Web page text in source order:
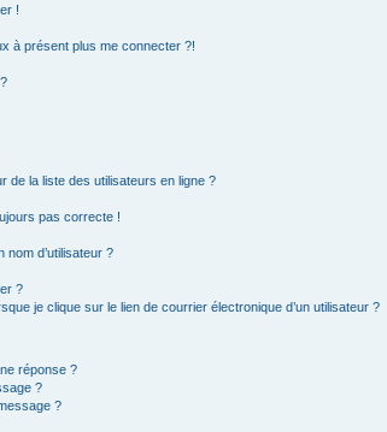
!
à présent plus me connecter ?!
de la liste des utilisateurs en ligne ?
pas correcte !
d’utilisateur ?
?
je clique sur le lien de courrier électronique d’un utilisateur ?
réponse ?
?
?